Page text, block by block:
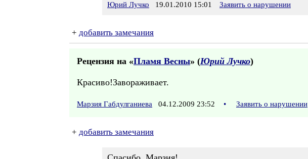
Юрий Лучко 19.01.2010 15:01 Заявить о нарушении
+ добавить замечания
Рецензия на «Пламя Весны» (Юрий Лучко)
Красиво!Завораживает.
Марзия Габдулганиева 04.12.2009 23:52 • Заявить о нарушении
+ добавить замечания